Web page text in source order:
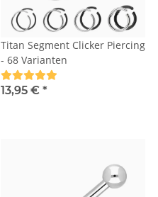
Titan Segment Clicker Piercing
- 68 Varianten
13,95 € *